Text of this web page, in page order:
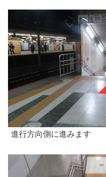
進行方向側に進みます